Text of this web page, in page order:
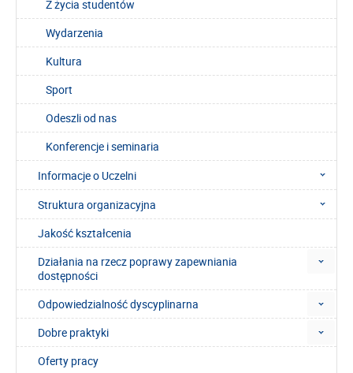
Z życia studentów
Wydarzenia
Kultura
Sport
Odeszli od nas
Konferencje i seminaria
Informacje o Uczelni
Struktura organizacyjna
Jakość kształcenia
Działania na rzecz poprawy zapewniania
dostępności
Odpowiedzialność dyscyplinarna
Dobre praktyki
Oferty pracy